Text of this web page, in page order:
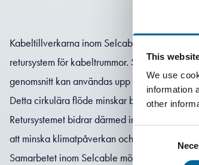
This
We use
information
other
Kabeltillverkarna inom Selcable har sedan
retursystem för kabeltrummor. Systemet
genomsnitt kan användas upp till åtta gånger
Detta cirkulära flöde minskar behovet av ny
Retursystemet bidrar därmed inte bara till en
att minska klimatpåverkan och stärka
Samarbetet inom Selcable möjliggör en